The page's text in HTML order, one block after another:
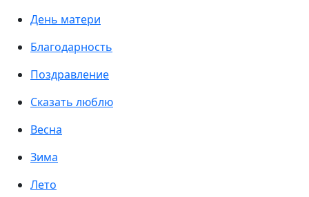
День матери
Благодарность
Поздравление
Сказать люблю
Весна
Зима
Лето